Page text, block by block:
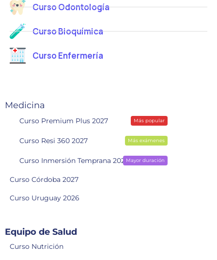
Curso Odontología
Curso Bioquímica
Curso Enfermería
Medicina
Curso Premium Plus 2027 Más popular
Curso Resi 360 2027 Más exámenes
Curso Inmersión Temprana 2028Mayor duración
Curso Córdoba 2027
Curso Uruguay 2026
Equipo de Salud
Curso Nutrición